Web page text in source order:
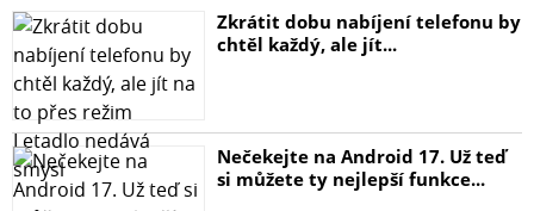
Zkrátit dobu nabíjení telefonu by
chtěl každý, ale jít...
Nečekejte na Android 17. Už teď
si můžete ty nejlepší funkce...